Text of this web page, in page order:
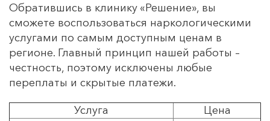
Обратившись в клинику «Решение», вы
сможете воспользоваться наркологическими
услугами по самым доступным ценам в
регионе. Главный принцип нашей работы –
честность, поэтому исключены любые
переплаты и скрытые платежи.
Услуга Цена